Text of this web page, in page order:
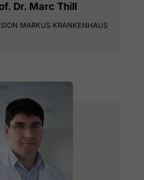
Dr. Marc Thill
MARKUS KRANKENHAUS